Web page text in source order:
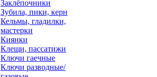
Заклёпочники
Зубила, пики, керн
Кельмы, гладилки,
мастерки
Киянки
Клещи, пассатижи
Ключи гаечные
Ключи разводные/